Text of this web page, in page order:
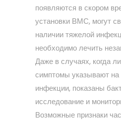
появляются в скором
установки ВМС, могут
наличии тяжелой
необходимо лечить
Даже в случаях, когда
симптомы указывают на
инфекции, показаны
исследование и
Возможные признаки